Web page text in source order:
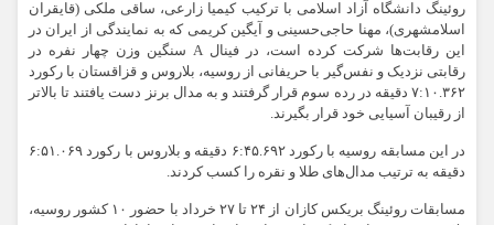
روئینگ دانشگاه آزاد اسلامی با ترکیب کیمیا زارعی، ساقی ملکی (قایقران
اسلامشهری)، مهنا حاجی‌حسینی و آیگین کریمی که به نمایندگی از ایران در
این رقابت‌ها شرکت کرده است، در فینال A سنگین وزن چهار نفره در
رقابتی نزدیک و نفس‌گیر با حریفانی از روسیه، بلاروس و قزاقستان با رکورد
۷:۱۰.۳۶۲ دقیقه در رده سوم قرار گرفتند و به مدال برنز دست یافتند تا بالاتر
از رقیبان آسیایی خود قرار بگیرند.
در این مسابقه روسیه با رکورد ۶:۴۵.۶۹۲ دقیقه و بلاروس با رکورد ۶:۵۱.۰۶۹
دقیقه به ترتیب مدال‌های طلا و نقره را کسب کردند.
مسابقات روئینگ بریکس کازان از ۲۴ تا ۲۷ خرداد با حضور ۱۰ کشور روسیه،